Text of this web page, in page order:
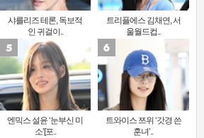
샤를리즈 테론, 독보적
인 귀걸이..
트리플에스 김채연, 서
울월드컵..
엔믹스 설윤 ‘눈부신 미
소’[포..
트와이스 쯔위 ‘갓경 쓴
훈녀’..